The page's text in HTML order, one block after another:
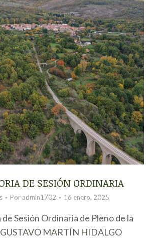
DE SESIÓN ORDINARIA
Por admin1702 16 enero, 2025
Sesión Ordinaria de Pleno de la
MARTÍN HIDALGO